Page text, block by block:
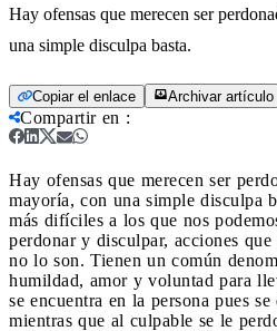
Hay ofensas que merecen ser
una simple disculpa basta.
Copiar el enlace Archivar artículo
Compartir en :
Hay ofensas que merecen ser
mayoría, con una simple disculpa
más difíciles a los que nos
perdonar y disculpar, acciones
no lo son. Tienen un común
humildad, amor y voluntad para
se encuentra en la persona pues
mientras que al culpable se le